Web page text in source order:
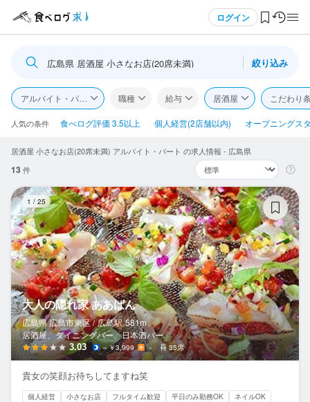
ログイン
ログイン・無料会員登録
食べログ求人TOP
求人検索
閲覧履歴
気になる求人
検索履歴・保存した条件
応募履歴
WEB履歴書
スカウト・メルマガ受信設定
広島県 居酒屋 小さなお店(20席未満) 絞り込み
アルバイト・パート 職種 給与 居酒屋 こだわり
人気の条件 食べログ評価 3.5以上 個人経営(2店舗以内) オープニングス
居酒屋 小さなお店(20席未満) アルバイト・パート の求人情報 - 広島県
13 件
1 / 25
大人の隠れ家 ああばん
広島県 広島市東区 / 広島駅 581m
居酒屋、ダイニングバー、日本酒バー
3.03 ～￥3,999 － 35席
貴女の笑顔お待ちしてますね笑
個人経営 小さなお店 フルタイム歓迎 平日のみ勤務OK
ネイルOK